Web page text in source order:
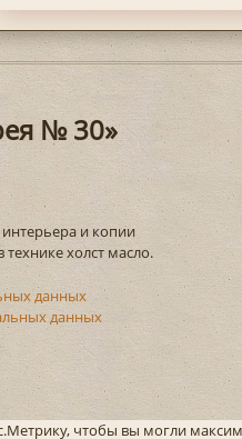
№ 30»
и копии
холст масло.
данных
данных
чтобы вы могли